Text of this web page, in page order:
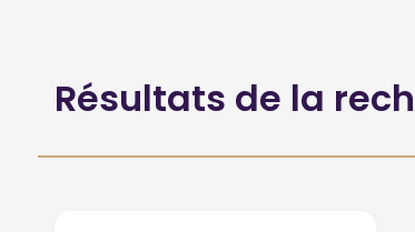
Résultats de la